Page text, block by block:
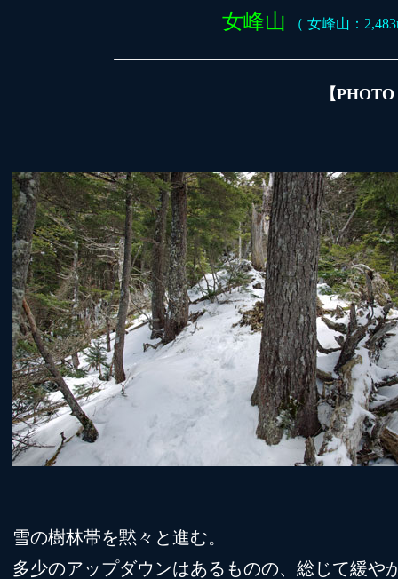
女峰山 （ 女峰山：
【
雪の樹林帯を黙々と進む。
多少のアップダウンはあるものの、総じて緩や